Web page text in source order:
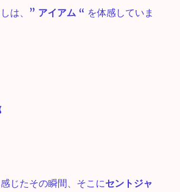
は、 ” アイアム “ を体感していま
じたその瞬間、そこにセントジャ